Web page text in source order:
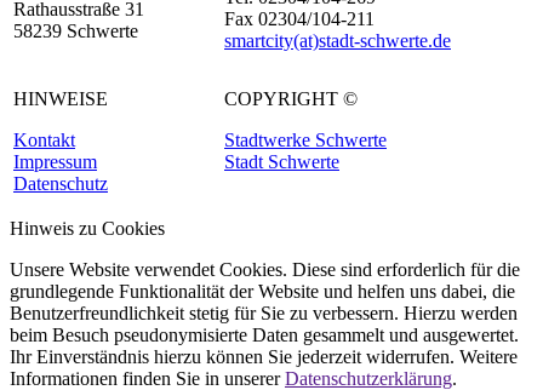
Rathausstraße 31
58239 Schwerte
Fax 02304/104-211
smartcity(at)stadt-schwerte.de
HINWEISE
Kontakt
Impressum
Datenschutz
COPYRIGHT ©
Stadtwerke Schwerte
Stadt Schwerte
Hinweis zu Cookies
Unsere Website verwendet Cookies. Diese sind erforderlich für die
grundlegende Funktionalität der Website und helfen uns dabei, die
Benutzerfreundlichkeit stetig für Sie zu verbessern. Hierzu werden
beim Besuch pseudonymisierte Daten gesammelt und ausgewertet.
Ihr Einverständnis hierzu können Sie jederzeit widerrufen. Weitere
Informationen finden Sie in unsererDatenschutzerklärung.